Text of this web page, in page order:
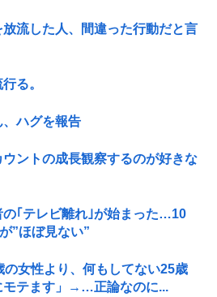
流した人、間違った行動だと言
る。
、ハグを報告
ウントの成長観察するのが好きな
の｢テレビ離れ｣が始まった…10
”ほぼ見ない”
女性より、何もしてない25歳
モテます」→…正論なのに...